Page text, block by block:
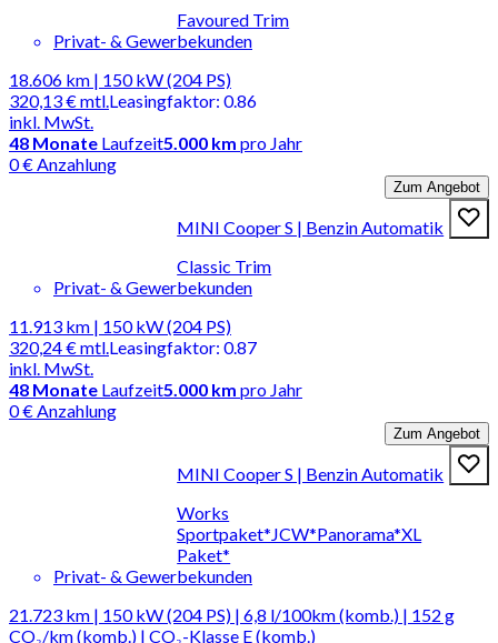
Favoured Trim
Privat- & Gewerbekunden
18.606 km | 150 kW (204 PS)
320,13 €mtl.
inkl. MwSt.
Leasingfaktor: 0.86
48 Monate Laufzeit5.000 km pro Jahr
0 € Anzahlung
Zum Angebot
MINI Cooper S | Benzin Automatik
Classic Trim
Privat- & Gewerbekunden
11.913 km | 150 kW (204 PS)
320,24 €mtl.
inkl. MwSt.
Leasingfaktor: 0.87
48 Monate Laufzeit5.000 km pro Jahr
0 € Anzahlung
Zum Angebot
MINI Cooper S | Benzin Automatik
Works
Sportpaket*JCW*Panorama*XL
Paket*
Privat- & Gewerbekunden
21.723 km | 150 kW (204 PS) | 6,8 l/100km (komb.) | 152 g
CO₂/km (komb.) | CO₂-Klasse E (komb.)